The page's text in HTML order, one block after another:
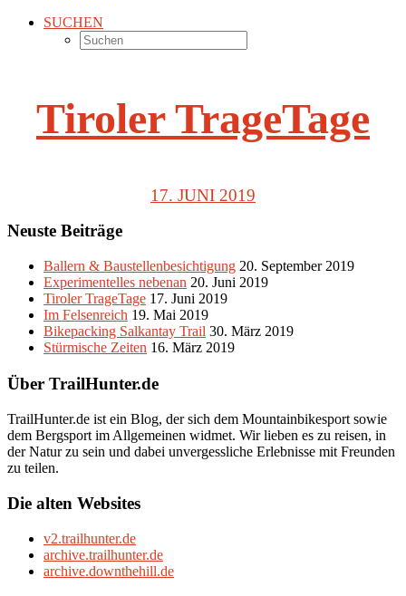
SUCHEN
Tiroler TrageTage
17. JUNI 2019
Neuste Beiträge
Ballern & Baustellenbesichtigung 20. September 2019
Experimentelles nebenan 20. Juni 2019
Tiroler TrageTage 17. Juni 2019
Im Felsenreich 19. Mai 2019
Bikepacking Salkantay Trail 30. März 2019
Stürmische Zeiten 16. März 2019
Über TrailHunter.de
TrailHunter.de ist ein Blog, der sich dem Mountainbikesport sowie
dem Bergsport im Allgemeinen widmet. Wir lieben es zu reisen, in
der Natur zu sein und dabei unvergessliche Erlebnisse mit Freunden
zu teilen.
Die alten Websites
v2.trailhunter.de
archive.trailhunter.de
archive.downthehill.de